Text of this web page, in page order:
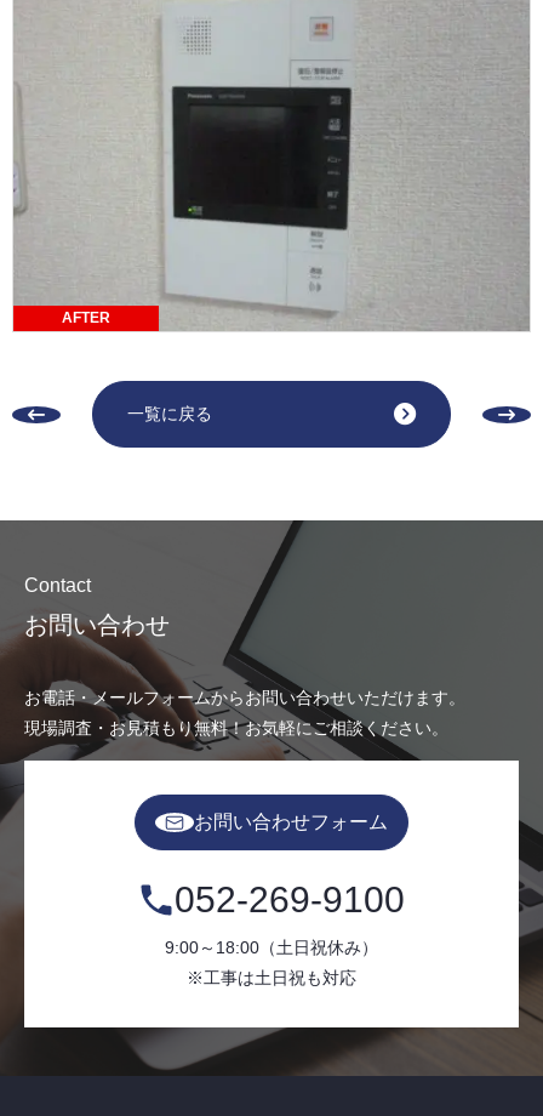
AFTER
一覧に戻る
Contact
お問い合わせ
お電話・メールフォームからお問い合わせいただけます。
現場調査・お見積もり無料！お気軽にご相談ください。
お問い合わせフォーム
052-269-9100
9:00～18:00（土日祝休み）
※工事は土日祝も対応